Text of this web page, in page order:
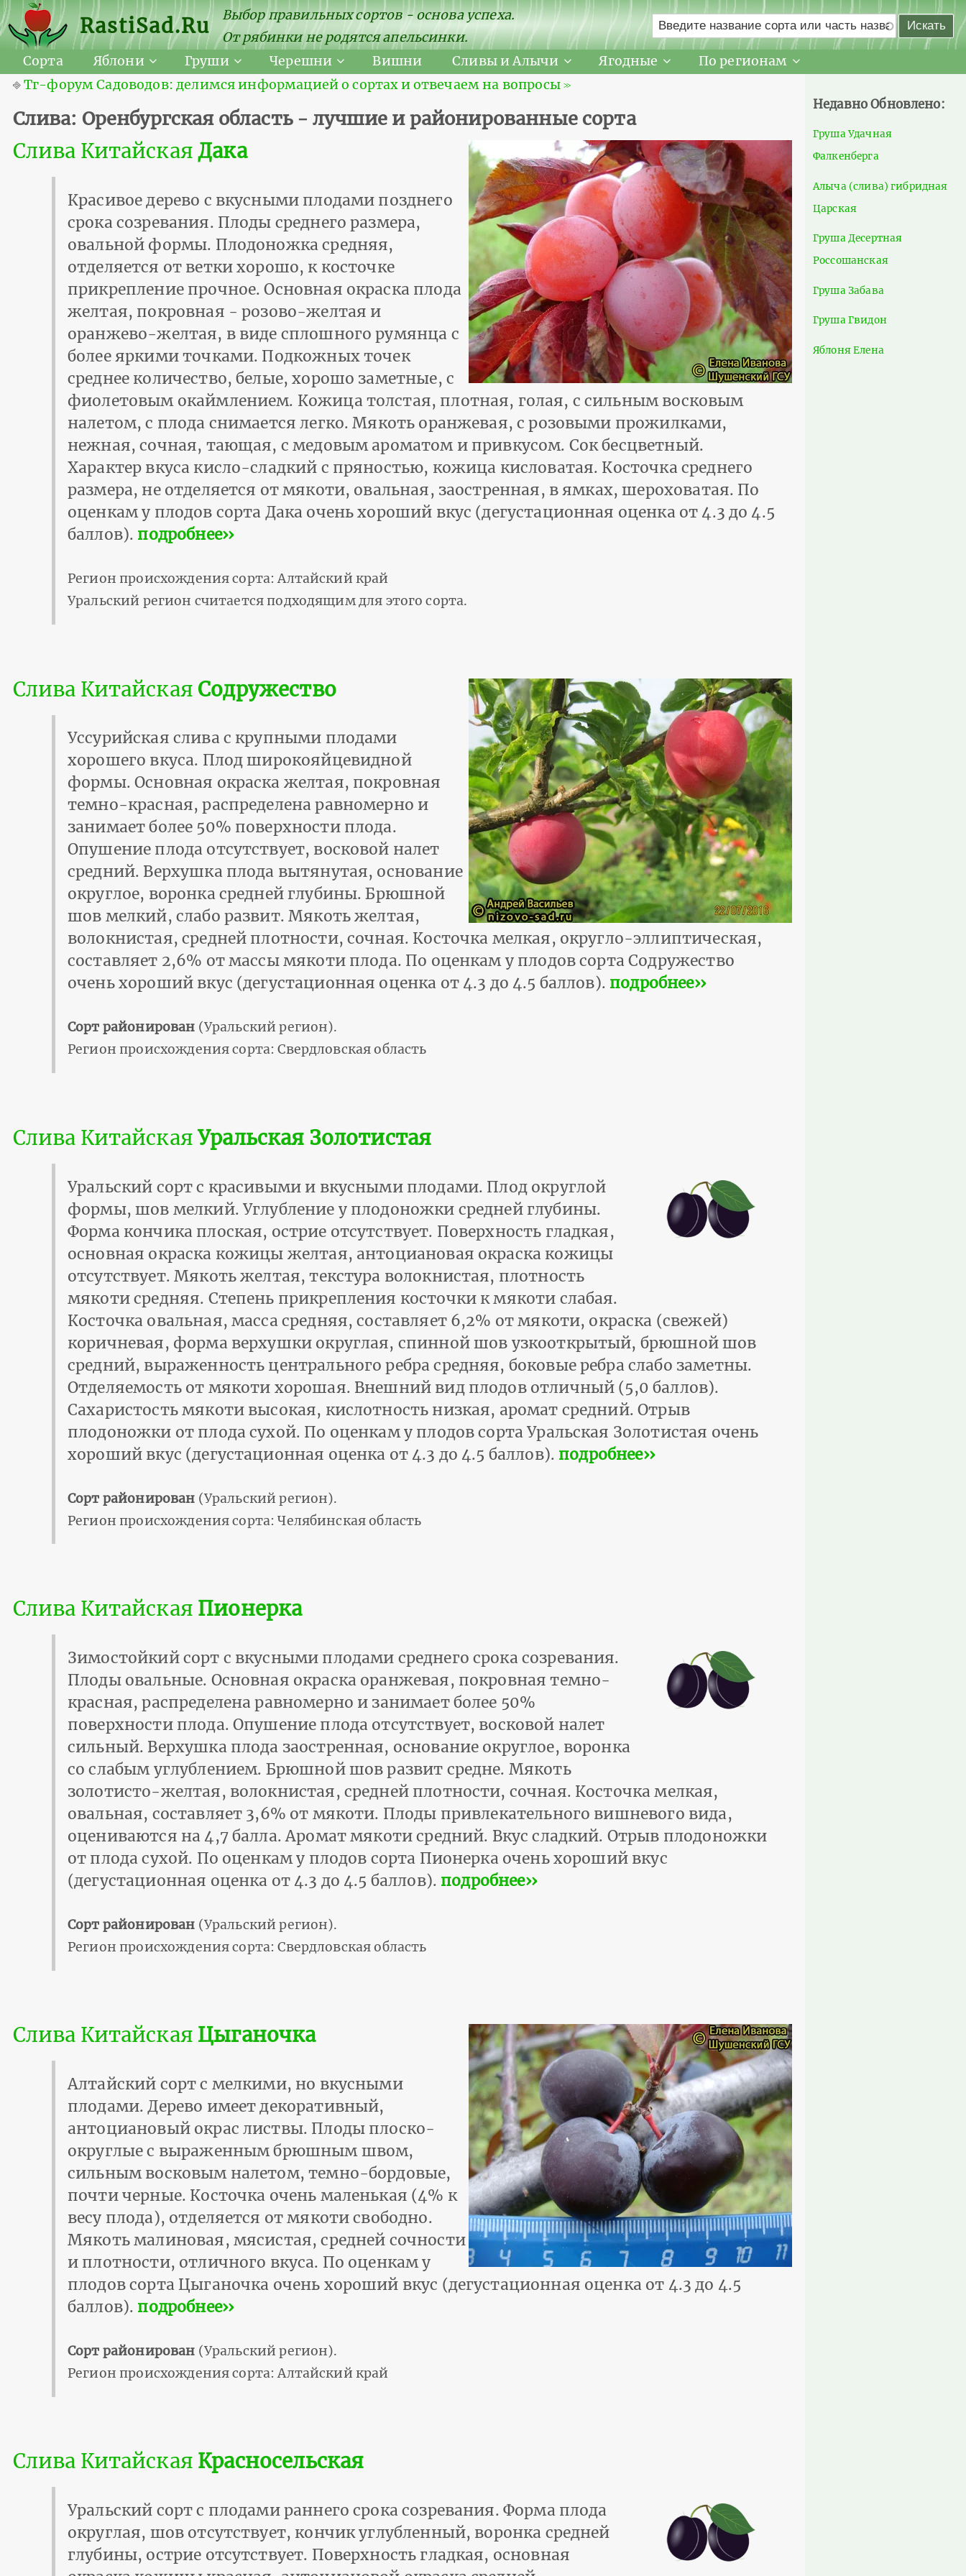
RastiSad.Ru
Выбор правильных сортов - основа успеха.
От рябинки не родятся апельсинки.
Сорта
Яблони Груши Черешни Вишни Сливы и Алычи Ягодные
По регионам
⎆Тг-форум Садоводов: делимся информацией о сортах и отвечаем на вопросы ≫
Слива: Оренбургская область - лучшие и районированные сорта
Слива КитайскаяДака
Красивое дерево с вкусными плодами позднего
срока созревания. Плоды среднего размера,
овальной формы. Плодоножка средняя,
отделяется от ветки хорошо, к косточке
прикрепление прочное. Основная окраска плода
желтая, покровная - розово-желтая и
оранжево-желтая, в виде сплошного румянца с
более яркими точками. Подкожных точек
среднее количество, белые, хорошо заметные, с
фиолетовым окаймлением. Кожица толстая, плотная, голая, с сильным восковым
налетом, с плода снимается легко. Мякоть оранжевая, с розовыми прожилками,
нежная, сочная, тающая, с медовым ароматом и привкусом. Сок бесцветный.
Характер вкуса кисло-сладкий с пряностью, кожица кисловатая. Косточка среднего
размера, не отделяется от мякоти, овальная, заостренная, в ямках, шероховатая. По
оценкам у плодов сорта Дака очень хороший вкус (дегустационная оценка от 4.3 до 4.5
баллов). подробнее››
Регион происхождения сорта: Алтайский край
Уральский регион считается подходящим для этого сорта.
Слива Китайская Содружество
Уссурийская слива с крупными плодами
хорошего вкуса. Плод широкояйцевидной
формы. Основная окраска желтая, покровная
темно-красная, распределена равномерно и
занимает более 50% поверхности плода.
Опушение плода отсутствует, восковой налет
средний. Верхушка плода вытянутая, основание
округлое, воронка средней глубины. Брюшной
шов мелкий, слабо развит. Мякоть желтая,
волокнистая, средней плотности, сочная. Косточка мелкая, округло-эллиптическая,
составляет 2,6% от массы мякоти плода. По оценкам у плодов сорта Содружество
очень хороший вкус (дегустационная оценка от 4.3 до 4.5 баллов). подробнее››
Сорт районирован (Уральский регион).
Регион происхождения сорта: Свердловская область
Слива КитайскаяУральская Золотистая
Уральский сорт с красивыми и вкусными плодами. Плод округлой
формы, шов мелкий. Углубление у плодоножки средней глубины.
Форма кончика плоская, острие отсутствует. Поверхность гладкая,
основная окраска кожицы желтая, антоциановая окраска кожицы
отсутствует. Мякоть желтая, текстура волокнистая, плотность
мякоти средняя. Степень прикрепления косточки к мякоти слабая.
Косточка овальная, масса средняя, составляет 6,2% от мякоти, окраска (свежей)
коричневая, форма верхушки округлая, спинной шов узкооткрытый, брюшной шов
средний, выраженность центрального ребра средняя, боковые ребра слабо заметны.
Отделяемость от мякоти хорошая. Внешний вид плодов отличный (5,0 баллов).
Сахаристость мякоти высокая, кислотность низкая, аромат средний. Отрыв
плодоножки от плода сухой. По оценкам у плодов сорта Уральская Золотистая очень
хороший вкус (дегустационная оценка от 4.3 до 4.5 баллов). подробнее››
Сорт районирован (Уральский регион).
Регион происхождения сорта: Челябинская область
Слива Китайская Пионерка
Зимостойкий сорт с вкусными плодами среднего срока созревания.
Плоды овальные. Основная окраска оранжевая, покровная темно-
красная, распределена равномерно и занимает более 50%
поверхности плода. Опушение плода отсутствует, восковой налет
сильный. Верхушка плода заостренная, основание округлое, воронка
со слабым углублением. Брюшной шов развит средне. Мякоть
золотисто-желтая, волокнистая, средней плотности, сочная. Косточка мелкая,
овальная, составляет 3,6% от мякоти. Плоды привлекательного вишневого вида,
оцениваются на 4,7 балла. Аромат мякоти средний. Вкус сладкий. Отрыв плодоножки
от плода сухой. По оценкам у плодов сорта Пионерка очень хороший вкус
(дегустационная оценка от 4.3 до 4.5 баллов). подробнее››
Сорт районирован (Уральский регион).
Регион происхождения сорта: Свердловская область
Слива Китайская Цыганочка
Алтайский сорт с мелкими, но вкусными
плодами. Дерево имеет декоративный,
антоциановый окрас листвы. Плоды плоско-
округлые с выраженным брюшным швом,
сильным восковым налетом, темно-бордовые,
почти черные. Косточка очень маленькая (4% к
весу плода), отделяется от мякоти свободно.
Мякоть малиновая, мясистая, средней сочности
и плотности, отличного вкуса. По оценкам у
плодов сорта Цыганочка очень хороший вкус (дегустационная оценка от 4.3 до 4.5
баллов). подробнее››
Сорт районирован (Уральский регион).
Регион происхождения сорта: Алтайский край
Слива Китайская Красносельская
Уральский сорт с плодами раннего срока созревания. Форма плода
округлая, шов отсутствует, кончик углубленный, воронка средней
глубины, острие отсутствует. Поверхность гладкая, основная
Недавно Обновлено:
Груша Удачная
Фалкенберга
Алыча (слива) гибридная
Царская
Груша Десертная
Россошанская
Груша Забава
Груша Гвидон
Яблоня Елена